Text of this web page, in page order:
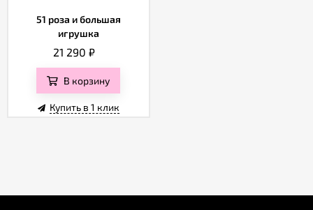
51 роза и большая
игрушка
21 290₽
В корзину
Купить в 1 клик